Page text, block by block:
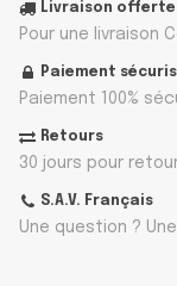
Livraison
Pour une livraison
Paiement
Paiement 100%
Retours
30 jours pour
S.A.V. Français
Une question ?